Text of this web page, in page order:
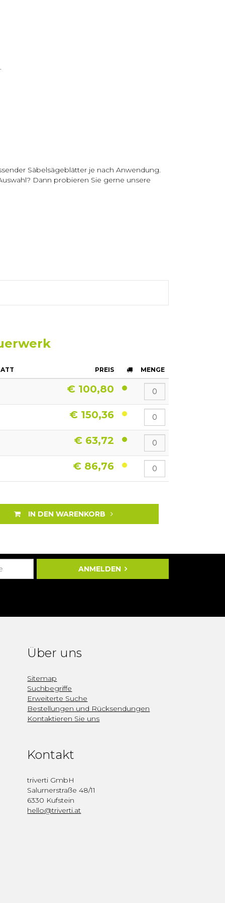
Säbelsägeblätter je nach Anwendung.
Dann probieren Sie gerne unsere
PREIS MENGE
€ 100,80
€ 150,36
€ 63,72
€ 86,76
IN DEN WARENKORB
ANMELDEN
Über uns
Sitemap
Suchbegriffe
Erweiterte Suche
Bestellungen und Rücksendungen
Kontaktieren Sie uns
Kontakt
triverti GmbH
Salurnerstraße 48/11
6330 Kufstein
hello@triverti.at